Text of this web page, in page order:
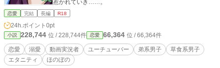
惹かれていき……。
恋愛 完結 長編 R18
24h.ポイント 0pt
小説 228,744 位 / 228,744件 恋愛 66,364 位 / 66,364件
恋愛 溺愛 動画実況者 ユーチューバー 弟系男子
草食系男子
エタニティ
ほのぼの